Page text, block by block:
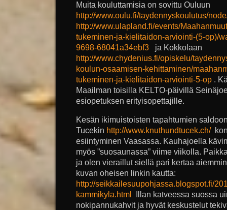
Muita kouluttamisia on sovittu Ouluun
http://www.oulu.fi/taydennyskoulutus/
http://www.ulapland.fi/events/
tukeminen-ja-kielitaidon-arviointi-(5-op)/
9698-68041a34ebf3 ja Kokkolaan
http://www.chydenius.fi/opiskelu/
koulun-osaamisen-kehittaminen/
tukeminen-ja-kielitaidon-arviointi-5-op .
Maailman toisilla KELTO-päivillä
esiopetuksen erityisopettajille.
Kesän ikimuistoisten tapahtumien
Tucekin http://www.knuthundtucek.ch/
esiintyminen Vaasassa. Kauhajoella
myös ”suosaunassa” viime viikolla.
ja olen vieraillut siellä pari kertaa
kuvan oheisen linkin kautta:
http://seikkailesuupohjassa.blogspot.fi/
kammikyla.html
Illan katveessa suossa
nokipannukahvit ja hyvät keskustelut